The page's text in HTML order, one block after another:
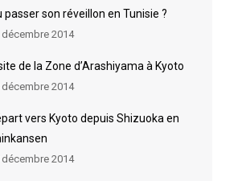
passer son réveillon en Tunisie ?
décembre 2014
de la Zone d’Arashiyama à Kyoto
décembre 2014
vers Kyoto depuis Shizuoka en
décembre 2014